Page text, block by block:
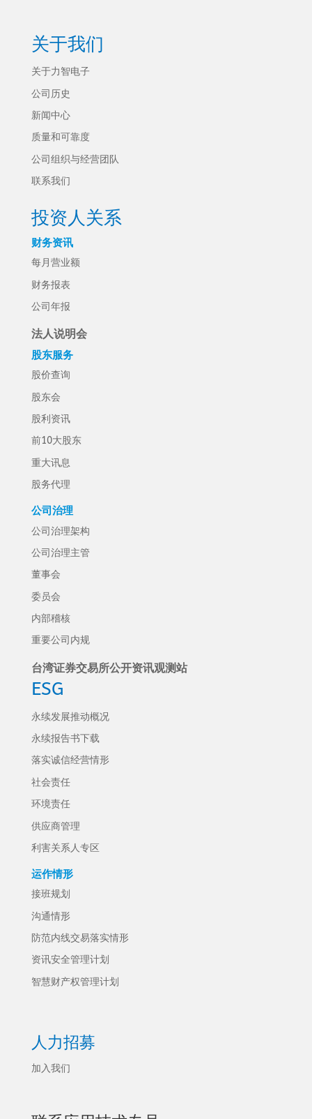
关于我们
关于力智电子
公司历史
新闻中心
质量和可靠度
公司组织与经营团队
联系我们
投资人关系
财务资讯
每月营业额
财务报表
公司年报
法人说明会
股东服务
股价查询
股东会
股利资讯
前10大股东
重大讯息
股务代理
公司治理
公司治理架构
公司治理主管
董事会
委员会
内部稽核
重要公司内规
台湾证券交易所公开资讯观测站
ESG
永续发展推动概况
永续报告书下载
落实诚信经营情形
社会责任
环境责任
供应商管理
利害关系人专区
运作情形
接班规划
沟通情形
防范内线交易落实情形
资讯安全管理计划
智慧财产权管理计划
人力招募
加入我们